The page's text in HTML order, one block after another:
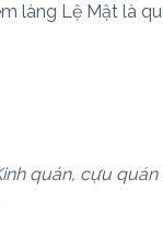
làng Lệ Mật là
quán, cựu quán